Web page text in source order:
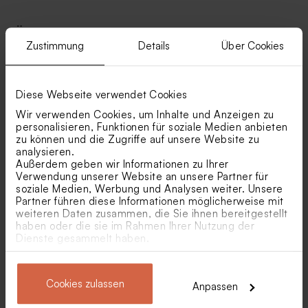
Zustimmung Details Über Cookies
Diese Webseite verwendet Cookies
Wir verwenden Cookies, um Inhalte und Anzeigen zu
personalisieren, Funktionen für soziale Medien anbieten
zu können und die Zugriffe auf unsere Website zu
analysieren.
Außerdem geben wir Informationen zu Ihrer
Verwendung unserer Website an unsere Partner für
soziale Medien, Werbung und Analysen weiter. Unsere
Partner führen diese Informationen möglicherweise mit
weiteren Daten zusammen, die Sie ihnen bereitgestellt
haben oder die sie im Rahmen Ihrer Nutzung der
Dienste gesammelt haben.
Cookies zulassen Anpassen
Runder Aufkleber im Eco-
Look mit Initialen 'Eleganz'
Serviettenbanderole im Eco-
Neu
Gastgeschenktütchen mit
Foto und „Vielen Dank” in
Kupferfolie
Abgerundetes
Gastgeschenktütchen mit
Blumen und Foto in